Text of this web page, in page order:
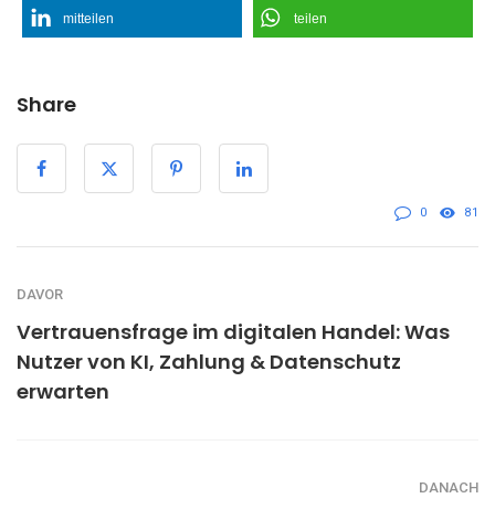
mitteilen teilen
Share
0 81
DAVOR
Vertrauensfrage im digitalen Handel: Was
Nutzer von KI, Zahlung & Datenschutz
erwarten
DANACH